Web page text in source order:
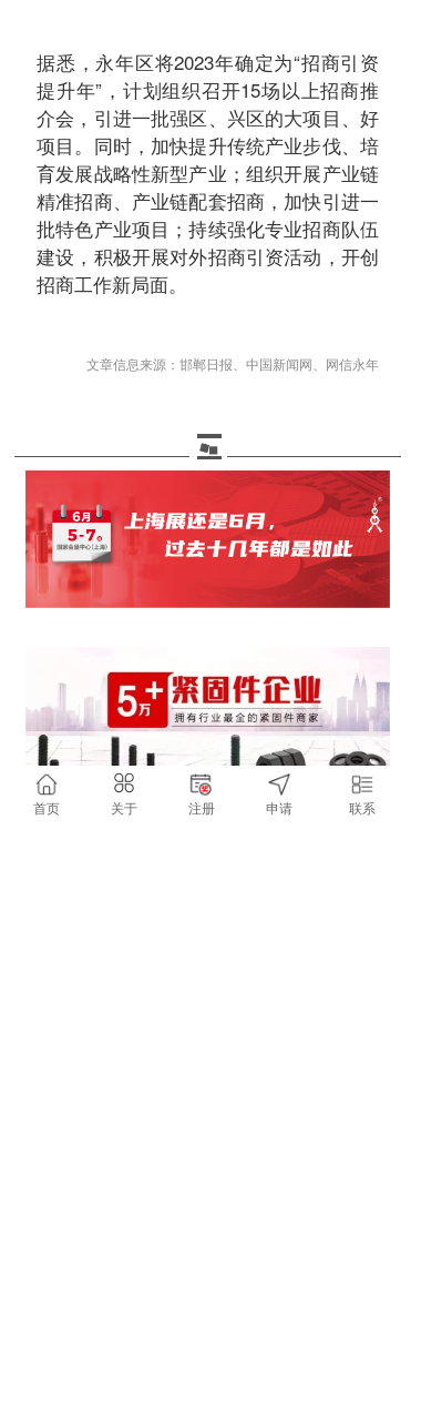
据悉，永年区将2023年确定为“招商引资
提升年”，计划组织召开15场以上招商推
介会，引进一批强区、兴区的大项目、好
项目。同时，加快提升传统产业步伐、培
育发展战略性新型产业；组织开展产业链
精准招商、产业链配套招商，加快引进一
批特色产业项目；持续强化专业招商队伍
建设，积极开展对外招商引资活动，开创
招商工作新局面。
文章信息来源：邯郸日报、中国新闻网、网信永年
首页 关于 联系
注册 申请